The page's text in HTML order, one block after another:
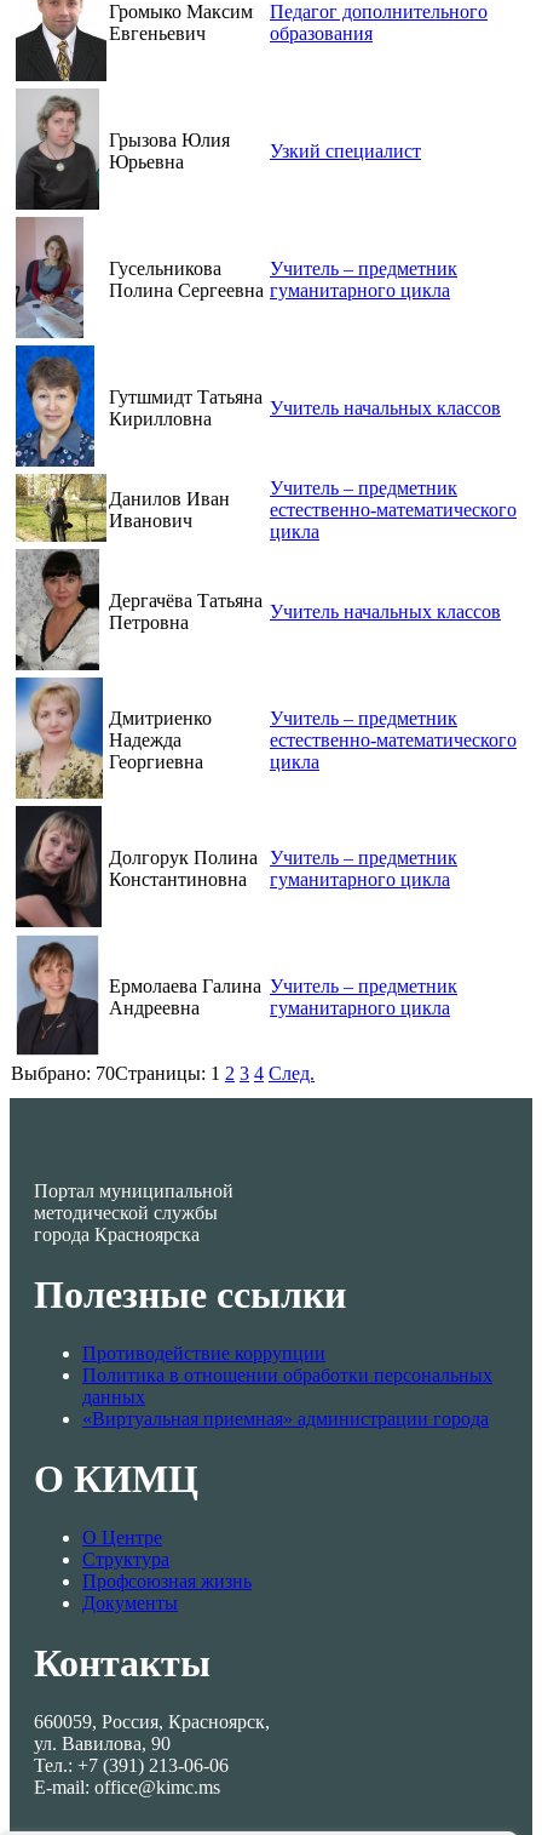
Громыко Максим
Евгеньевич
Педагог дополнительного
образования
Грызова Юлия
Юрьевна
Узкий специалист
Гусельникова
Полина Сергеевна
Учитель – предметник
гуманитарного цикла
Гутшмидт Татьяна
Кирилловна
Учитель начальных классов
Данилов Иван
Иванович
Учитель – предметник
естественно-математического
цикла
Дергачёва Татьяна
Петровна
Учитель начальных классов
Дмитриенко
Надежда
Георгиевна
Учитель – предметник
естественно-математического
цикла
Долгорук Полина
Константиновна
Учитель – предметник
гуманитарного цикла
Ермолаева Галина
Андреевна
Учитель – предметник
гуманитарного цикла
Выбрано: 70Страницы: 1 2 3 4 След.
Портал муниципальной
методической службы
города Красноярска
Полезные ссылки
Противодействие коррупции
Политика в отношении обработки персональных
данных
«Виртуальная приемная» администрации города
О КИМЦ
О Центре
Структура
Профсоюзная жизнь
Документы
Контакты
660059, Россия, Красноярск,
ул. Вавилова, 90
Тел.: +7 (391) 213-06-06
E-mail: office@kimc.ms